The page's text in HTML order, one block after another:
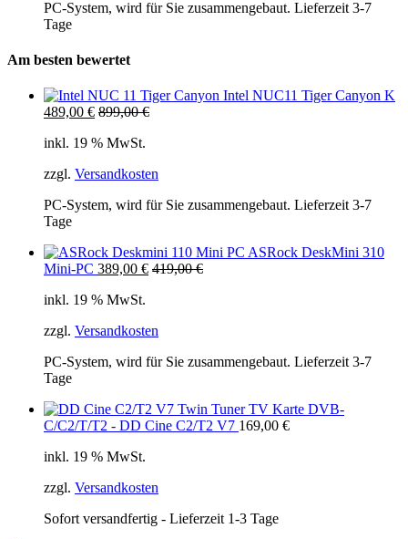
PC-System, wird für Sie zusammengebaut. Lieferzeit 3-7
Tage
Am besten bewertet
Intel NUC11 Tiger Canyon K
489,00 € 899,00€
inkl. 19 % MwSt.
zzgl. Versandkosten
PC-System, wird für Sie zusammengebaut. Lieferzeit 3-7
Tage
ASRock DeskMini 310
Mini-PC 389,00 € 419,00€
inkl. 19 % MwSt.
zzgl. Versandkosten
PC-System, wird für Sie zusammengebaut. Lieferzeit 3-7
Tage
Twin Tuner TV Karte DVB-
C/C2/T/T2 - DD Cine C2/T2 V7 169,00 €
inkl. 19 % MwSt.
zzgl. Versandkosten
Sofort versandfertig - Lieferzeit 1-3 Tage